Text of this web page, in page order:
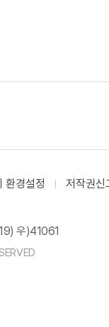
환경설정 저작권신
우)41061